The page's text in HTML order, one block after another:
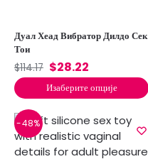
Дуал Хеад Вибратор Дилдо Сек
Тои
$114.17 $28.22
Изаберите опције
-48%